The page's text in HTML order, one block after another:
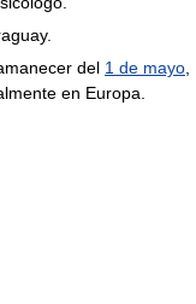
del 1 de mayo
en Europa.